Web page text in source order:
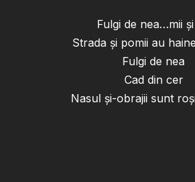
Fulgi de nea…mii
Strada și pomii au
Fulgi de nea
Cad din cer
Nasul și-obrajii sunt